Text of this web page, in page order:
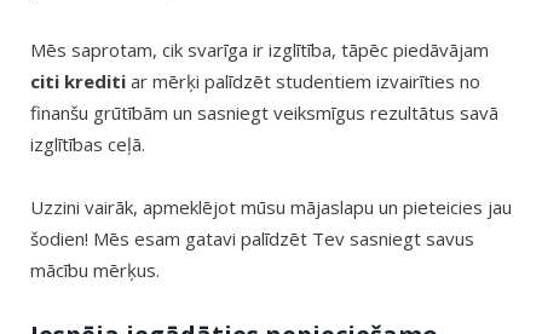
Mēs saprotam, cik svarīga ir izglītība, tāpēc piedāvājam
citi krediti ar mērķi palīdzēt studentiem izvairīties no
finanšu grūtībām un sasniegt veiksmīgus rezultātus savā
izglītības ceļā.
Uzzini vairāk, apmeklējot mūsu mājaslapu un pieteicies jau
šodien! Mēs esam gatavi palīdzēt Tev sasniegt savus
mācību mērķus.